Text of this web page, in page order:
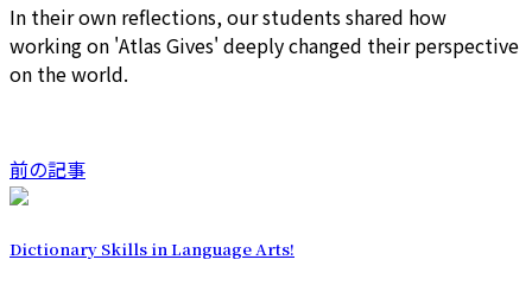
In their own reflections, our students shared how
working on 'Atlas Gives' deeply changed their perspective
on the world.
前の記事
Dictionary Skills in Language Arts!